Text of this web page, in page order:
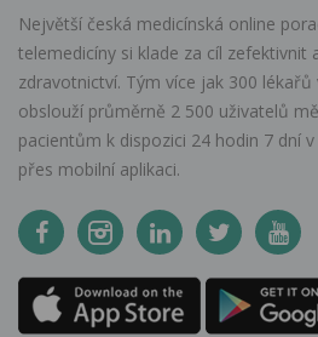
Největší česká medicínská online
telemedicíny si klade za cíl zefektivnit
zdravotnictví. Tým více jak 300
obslouží průměrně 2 500 uživatelů
pacientům k dispozici 24 hodin 7 dní
přes mobilní aplikaci.